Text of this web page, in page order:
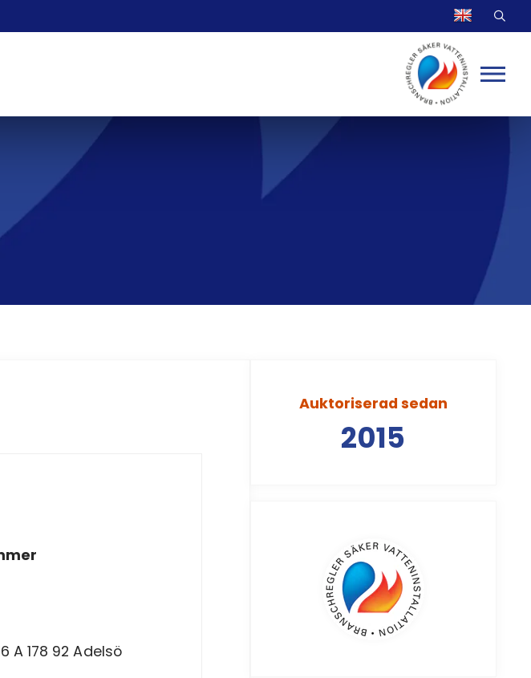
A 178 92 Adelsö
Auktoriserad sedan
2015